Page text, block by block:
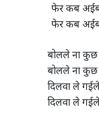
फेर कब
फेर कब
बोलले ना
बोलले ना
दिलवा ले
दिलवा ले